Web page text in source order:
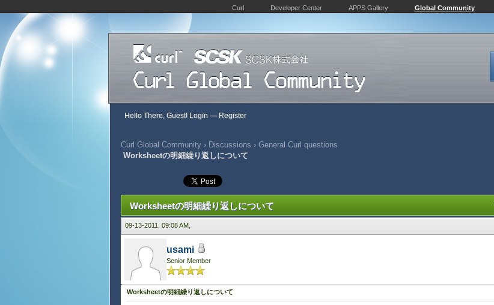
Curl Developer Center APPS Gallery Global Community
Hello There, Guest! Login — Register
Curl Global Community › Discussions › General Curl questions
Worksheetの明細繰り返しについて
Worksheetの明細繰り返しについて
09-13-2011, 09:08 AM,
usami
Senior Member
Worksheetの明細繰り返しについて